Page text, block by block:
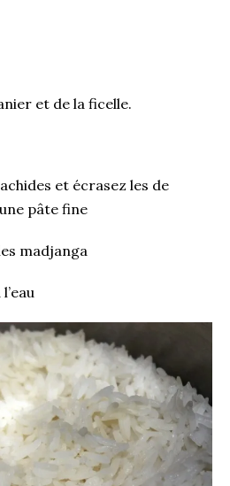
et de la ficelle.
et écrasez les de
pâte fine
madjanga